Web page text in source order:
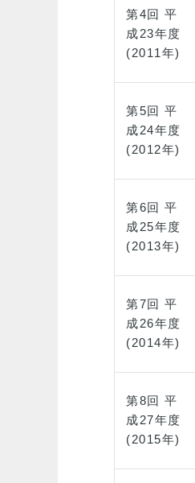
第4回 平
成23年度
(2011年)
第5回 平
成24年度
(2012年)
第6回 平
成25年度
(2013年)
第7回 平
成26年度
(2014年)
第8回 平
成27年度
(2015年)